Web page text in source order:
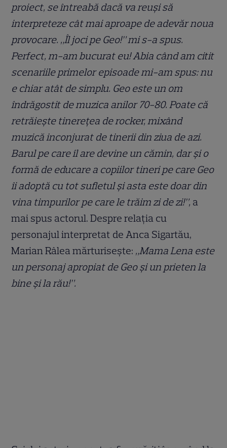
proiect, se întreabă dacă va reuși să
interpreteze cât mai aproape de adevăr noua
provocare. „Îl joci pe Geo!” mi s-a spus.
Perfect, m-am bucurat eu! Abia când am citit
scenariile primelor episoade mi-am spus: nu
e chiar atât de simplu. Geo este un om
îndrăgostit de muzica anilor 70-80. Poate că
retrăiește tinerețea de rocker, mixând
muzică inconjurat de tinerii din ziua de azi.
Barul pe care îl are devine un cămin, dar și o
formă de educare a copiilor tineri pe care Geo
îi adoptă cu tot sufletul și asta este doar din
vina timpurilor pe care le trăim zi de zi!”, a
mai spus actorul. Despre relaţia cu
personajul interpretat de Anca Sigartău,
Marian Râlea mărturiseşte: „Mama Lena este
un personaj apropiat de Geo şi un prieten la
bine şi la rău!”.